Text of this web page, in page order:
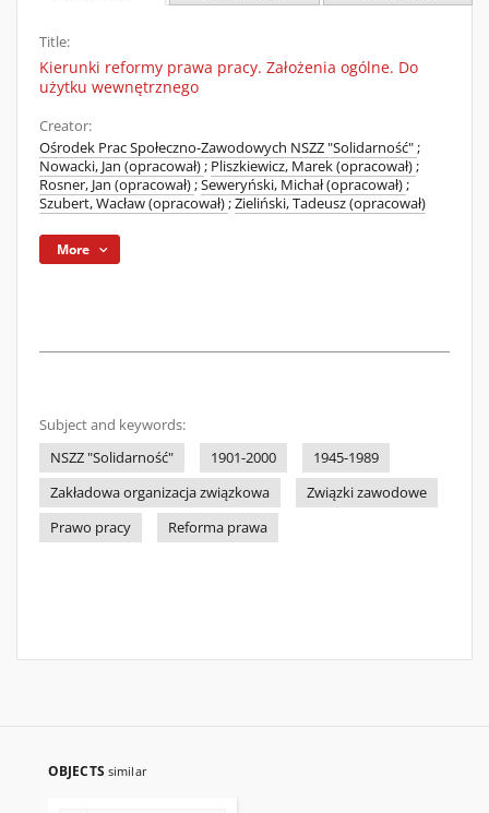
Title:
Kierunki reformy prawa pracy. Założenia ogólne. Do
użytku wewnętrznego
Creator:
Ośrodek Prac Społeczno-Zawodowych NSZZ "Solidarność";
Nowacki, Jan (opracował); Pliszkiewicz, Marek (opracował);
Rosner, Jan (opracował);Seweryński, Michał (opracował);
Szubert, Wacław (opracował);Zieliński, Tadeusz (opracował)
More
Subject and keywords:
NSZZ "Solidarność"
1901-2000
1945-1989
Zakładowa organizacja związkowa
Związki zawodowe
Prawo pracy
Reforma prawa
OBJECTS similar